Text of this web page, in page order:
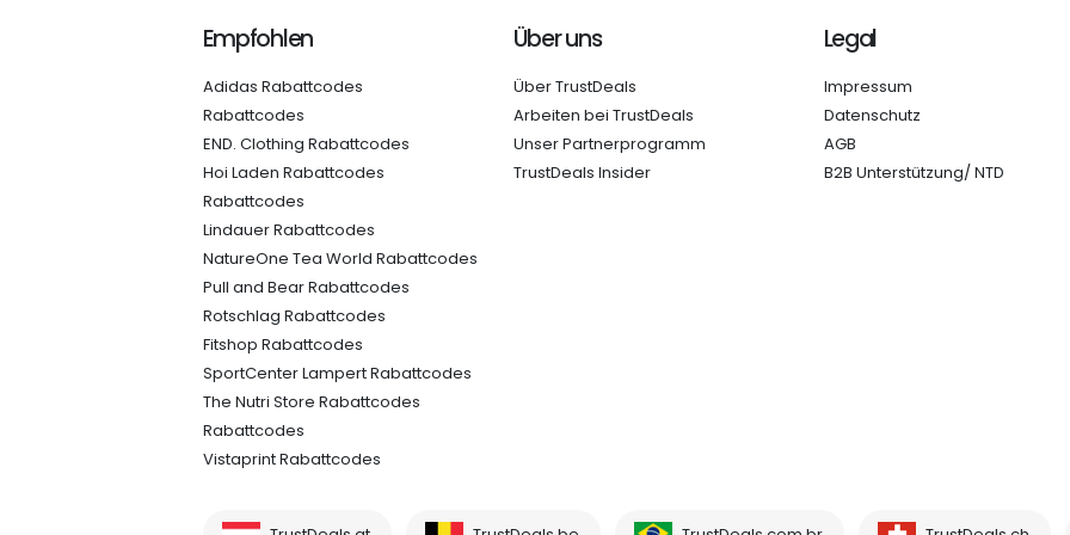
Empfohlen
Adidas Rabattcodes
Rabattcodes
END. Clothing Rabattcodes
Hoi Laden Rabattcodes
Rabattcodes
Lindauer Rabattcodes
NatureOne Tea World Rabattcodes
Pull and Bear Rabattcodes
Rotschlag Rabattcodes
Fitshop Rabattcodes
SportCenter Lampert Rabattcodes
The Nutri Store Rabattcodes
Rabattcodes
Vistaprint Rabattcodes
Über uns
Über TrustDeals
Arbeiten bei TrustDeals
Unser Partnerprogramm
TrustDeals Insider
Legal
Impressum
Datenschutz
AGB
B2B Unterstützung/ NTD